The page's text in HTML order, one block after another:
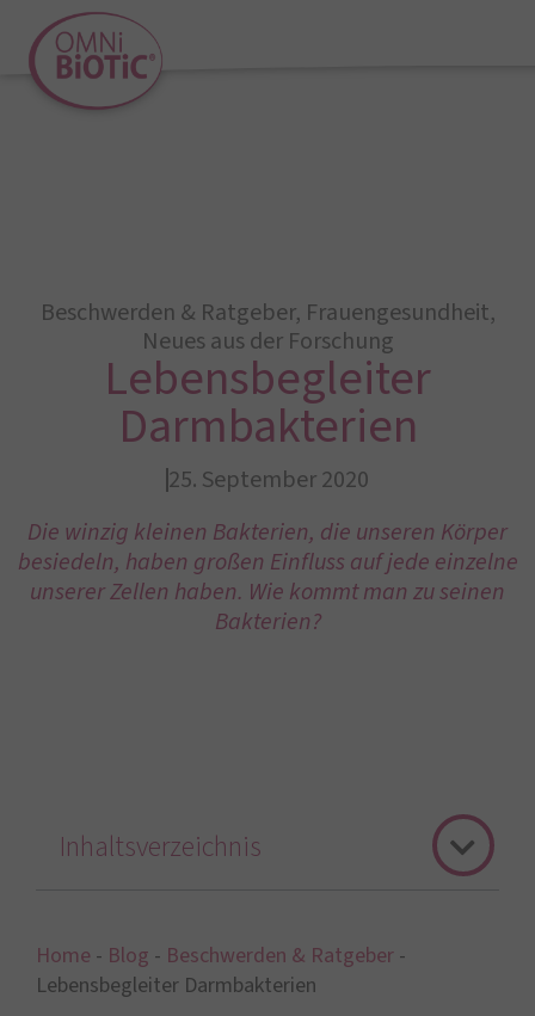
Beschwerden & Ratgeber, Frauengesundheit,
Neues aus der Forschung
Lebensbegleiter
Darmbakterien
25. September 2020
Die winzig kleinen Bakterien, die unseren Körper
besiedeln, haben großen Einfluss auf jede einzelne
unserer Zellen haben. Wie kommt man zu seinen
Bakterien?
Home - Blog - Beschwerden & Ratgeber -
Lebensbegleiter Darmbakterien
Inhaltsverzeichnis